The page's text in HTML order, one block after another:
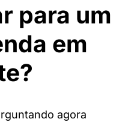
para um
em
agora